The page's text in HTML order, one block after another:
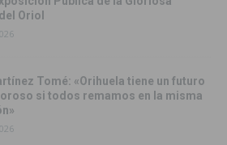
Oriol
Tomé: «Orihuela tiene un futuro
si todos remamos en la misma